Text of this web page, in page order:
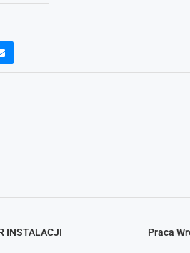
INSTALACJI
Praca